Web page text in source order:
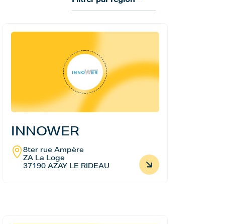
INNOWER
8ter rue Ampère
ZA La Loge
37190 AZAY LE RIDEAU